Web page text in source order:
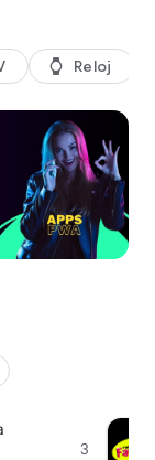
watch Reloj
3